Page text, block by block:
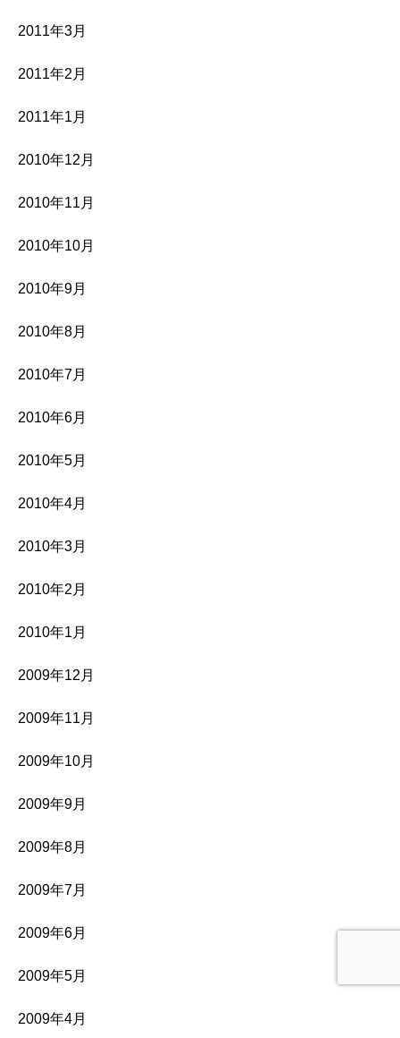
2011年3月
2011年2月
2011年1月
2010年12月
2010年11月
2010年10月
2010年9月
2010年8月
2010年7月
2010年6月
2010年5月
2010年4月
2010年3月
2010年2月
2010年1月
2009年12月
2009年11月
2009年10月
2009年9月
2009年8月
2009年7月
2009年6月
2009年5月
2009年4月